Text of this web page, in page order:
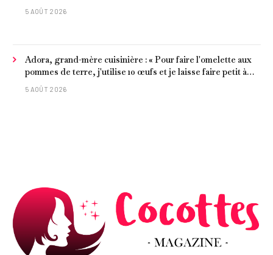
5 AOÛT 2026
Adora, grand-mère cuisinière : « Pour faire l'omelette aux
pommes de terre, j'utilise 10 œufs et je laisse faire petit à
petit »
5 AOÛT 2026